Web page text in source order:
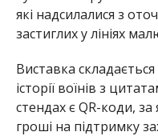
які надсилалися з
застиглих у лініях
Виставка
історії воїнів з
стендах є QR-коди,
гроші на підтримку